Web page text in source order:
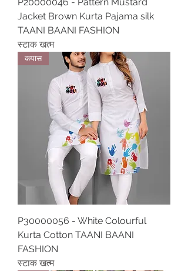
Jacket Brown Kurta Pajama silk
TAANI BAANI FASHION
स्टाक खत्म
कपास
P30000056 - White Colourful
Kurta Cotton TAANI BAANI
FASHION
स्टाक खत्म